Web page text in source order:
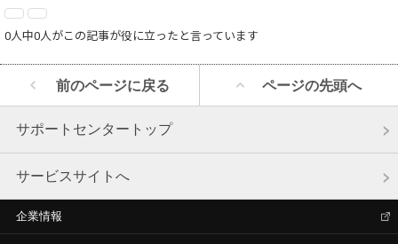
0人中0人がこの記事が役に立ったと言っています
前のページに戻る ページの先頭へ
サポートセンタートップ
サービスサイトへ
企業情報